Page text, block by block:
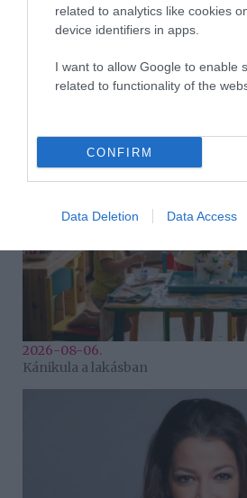
related to analytics like cookies
device identifiers in apps.
I want to allow Google to enable
related to functionality of the
CONFIRM
Data Deletion Data Access
2026-08-06.
Ahány ház, annyi hűsítő
2026-08-06.
Kánikula a lakásban